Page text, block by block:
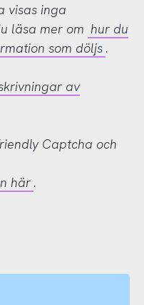
visas inga
läsa mer om hur du
som döljs .
av
Captcha och
här .